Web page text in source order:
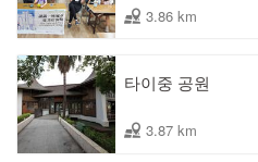
3.86 km
타이중 공원
3.87 km